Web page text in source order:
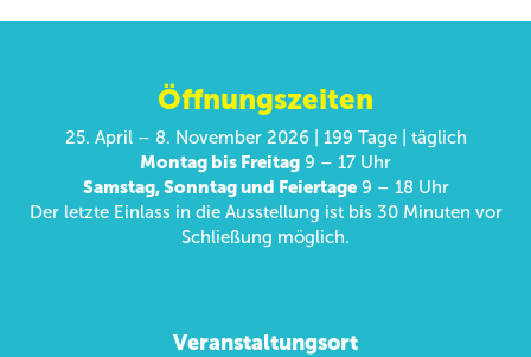
Öffnungszeiten
25. April – 8. November 2026 | 199 Tage | täglich
Montag bis Freitag 9 – 17 Uhr
Samstag, Sonntag und Feiertage9 – 18 Uhr
Der letzte Einlass in die Ausstellung ist bis 30 Minuten vor
Schließung möglich.
Veranstaltungsort